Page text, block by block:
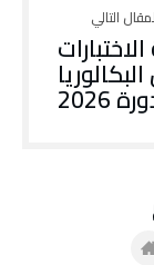
2026